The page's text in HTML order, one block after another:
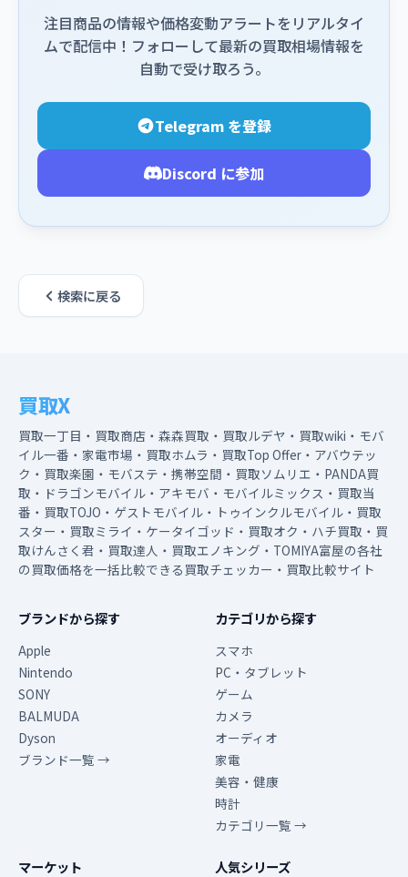
注目商品の情報や価格変動アラートをリアルタイ
ムで配信中！フォローして最新の買取相場情報を
自動で受け取ろう。
Telegram を登録
Discord に参加
検索に戻る
買取X
買取一丁目・買取商店・森森買取・買取ルデヤ・買取wiki・モバ
イル一番・家電市場・買取ホムラ・買取Top Offer・アバウテッ
ク・買取楽園・モバステ・携帯空間・買取ソムリエ・PANDA買
取・ドラゴンモバイル・アキモバ・モバイルミックス・買取当
番・買取TOJO・ゲストモバイル・トゥインクルモバイル・買取
スター・買取ミライ・ケータイゴッド・買取オク・ハチ買取・買
取けんさく君・買取達人・買取エノキング・TOMIYA富屋の各社
の買取価格を一括比較できる買取チェッカー・買取比較サイト
ブランドから探す
Apple
Nintendo
SONY
BALMUDA
Dyson
ブランド一覧 →
カテゴリから探す
スマホ
PC・タブレット
ゲーム
カメラ
オーディオ
家電
美容・健康
時計
カテゴリ一覧 →
マーケット 人気シリーズ